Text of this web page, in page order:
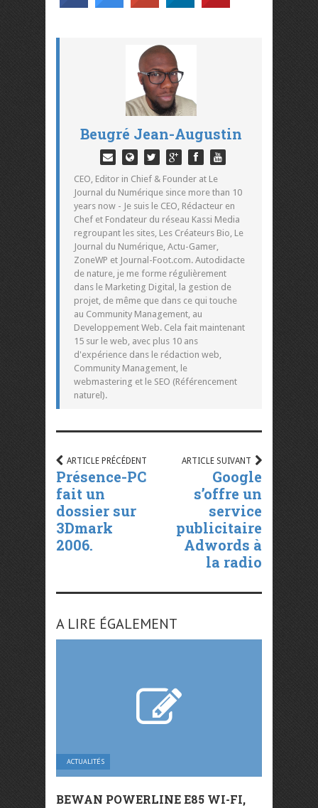
Beugré Jean-Augustin
CEO, Editor in Chief & Founder at Le
Journal du Numérique since more than 10
years now - Je suis le CEO, Rédacteur en
Chef et Fondateur du réseau Kassi Media
regroupant les sites, Les Créateurs Bio, Le
Journal du Numérique, Actu-Gamer,
ZoneWP et Journal-Foot.com. Autodidacte
de nature, je me forme régulièrement
dans le Marketing Digital, la gestion de
projet, de même que dans ce qui touche
au Community Management, au
Developpement Web. Cela fait maintenant
15 sur le web, avec plus 10 ans
d'expérience dans le rédaction web,
Community Management, le
webmastering et le SEO (Référencement
naturel).
ARTICLE PRÉCÉDENT
Présence-PC
fait un
dossier sur
3Dmark
2006.
ARTICLE SUIVANT
Google
s’offre un
service
publicitaire
Adwords à
la radio
A LIRE ÉGALEMENT
ACTUALITÉS
BEWAN POWERLINE E85 WI-FI,